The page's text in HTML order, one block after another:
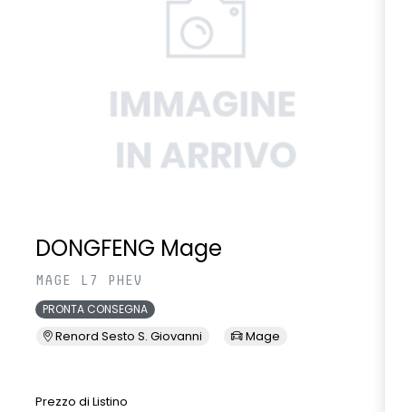
DONGFENG Mage
MAGE L7 PHEV
PRONTA CONSEGNA
Renord Sesto S. Giovanni Mage
Prezzo di Listino